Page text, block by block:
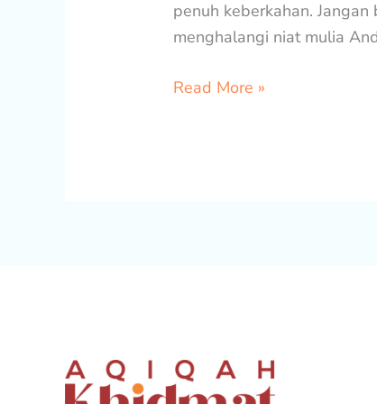
penuh keberkahan.
menghalangi niat mulia
Read More »